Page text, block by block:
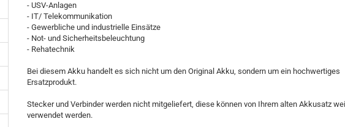
- USV-Anlagen
- IT/ Telekommunikation
- Gewerbliche und industrielle Einsätze
- Not- und Sicherheitsbeleuchtung
- Rehatechnik
Bei diesem Akku handelt es sich nicht um den Original Akku, sondern um ein hochwertiges
Ersatzprodukt.
Stecker und Verbinder werden nicht mitgeliefert, diese können von Ihrem alten Akkusatz
verwendet werden.